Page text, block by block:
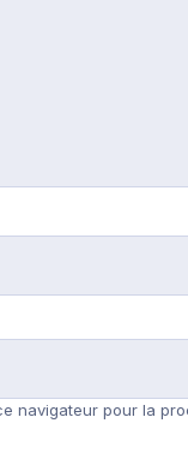
navigateur pour la